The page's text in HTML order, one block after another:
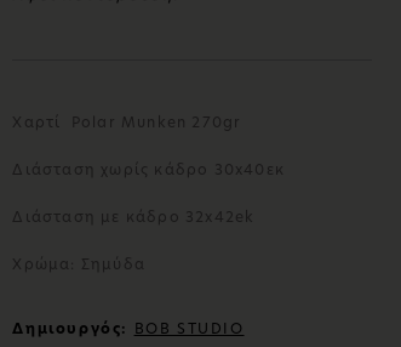
Χαρτί Polar Munken 270gr
Διάσταση χωρίς κάδρο 30x40εκ
Διάσταση με κάδρο 32x42ek
Χρώμα: Σημύδα
Δημιουργός: BOB STUDIO